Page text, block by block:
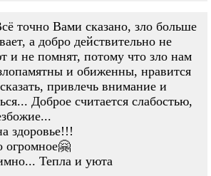
точно Вами сказано, зло больше
а добро действительно не
и не помнят, потому что зло нам
и обиженны, нравится
привлечь внимание и
Доброе считается слабостью,
здоровье!!!
огромное🤗
Тепла и уюта